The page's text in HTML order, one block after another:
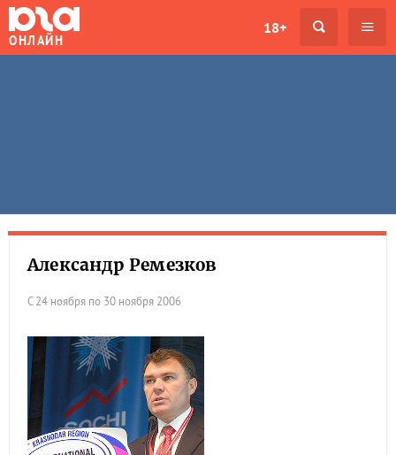
ОНЛАЙН
18+
Александр Ремезков
С 24 ноября по 30 ноября 2006